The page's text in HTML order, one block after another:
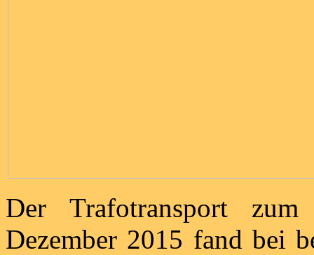
Der Trafotransport
Dezember 2015 fand bei